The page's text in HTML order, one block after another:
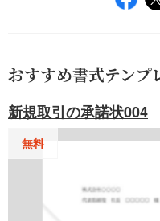
おすすめ書式テンプ
新規取引の承諾状004
無料